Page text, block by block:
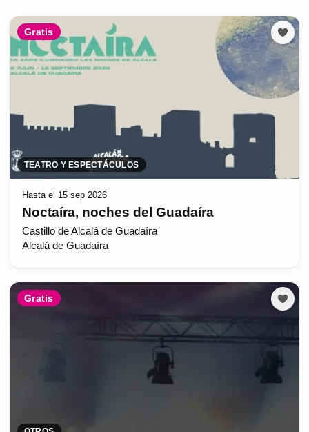
Gratis
TEATRO Y ESPECTÁCULOS
Hasta el 15 sep 2026
Noctaíra, noches del Guadaíra
Castillo de Alcalá de Guadaíra
Alcalá de Guadaíra
Gratis